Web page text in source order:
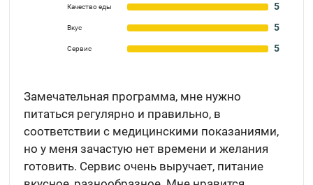
Качество еды 5
Вкус 5
Сервис 5
Замечательная программа, мне нужно
питаться регулярно и правильно, в
соответствии с медицинскими показаниями,
но у меня зачастую нет времени и желания
готовить. Сервис очень выручает, питание